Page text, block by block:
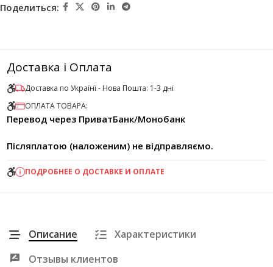
Поделиться:
Доставка і Оплата
Доставка по Українї - Нова Пошта: 1-3 дні
ОПЛАТА ТОВАРА:
Перевод через ПриватБанк/Монобанк
Післяплатою (наложеним) не відправляємо.
ПОДРОБНЕЕ О ДОСТАВКЕ И ОПЛАТЕ
Описание
Характеристики
Отзывы клиентов